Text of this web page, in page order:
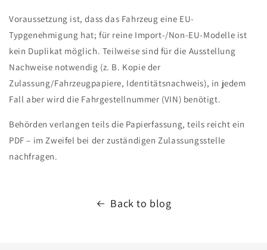
Voraussetzung ist, dass das Fahrzeug eine EU-
Typgenehmigung hat; für reine Import-/Non-EU-Modelle ist
kein Duplikat möglich. Teilweise sind für die Ausstellung
Nachweise notwendig (z. B. Kopie der
Zulassung/Fahrzeugpapiere, Identitätsnachweis), in jedem
Fall aber wird die Fahrgestellnummer (VIN) benötigt.
Behörden verlangen teils die Papierfassung, teils reicht ein
PDF – im Zweifel bei der zuständigen Zulassungsstelle
nachfragen.
Back to blog